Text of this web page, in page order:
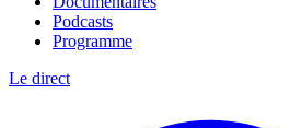
Podcasts
Programme
Le direct